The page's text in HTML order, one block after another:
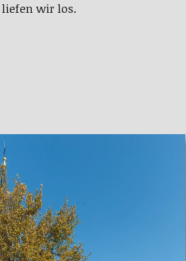
liefen wir los.